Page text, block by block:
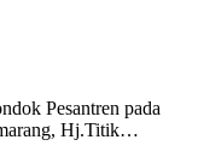
Pesantren pada
Hj.Titik…